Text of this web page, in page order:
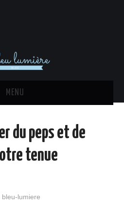
MENU
du peps et de
tenue
bleu-lumiere